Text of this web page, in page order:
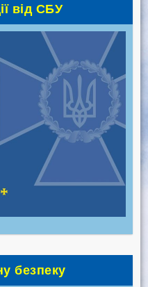
від СБУ
безпеку